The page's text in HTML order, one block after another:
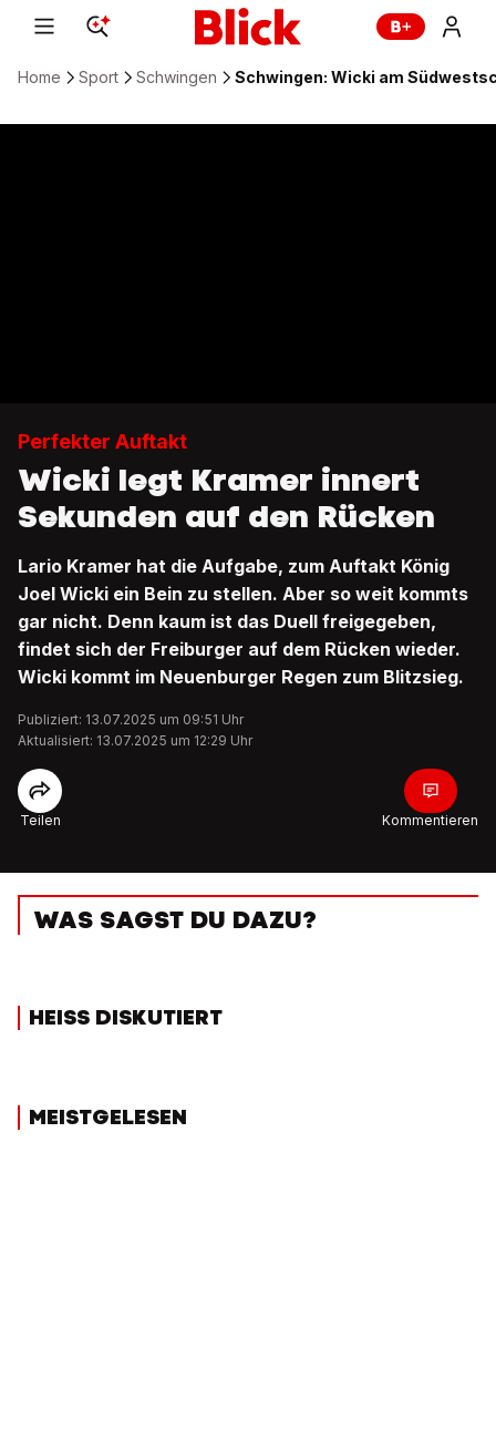
Home Sport Schwingen Schwingen: Wicki am
Perfekter Auftakt
Wicki legt Kramer innert
Sekunden auf den Rücken
Lario Kramer hat die Aufgabe, zum Auftakt König
Joel Wicki ein Bein zu stellen. Aber so weit kommts
gar nicht. Denn kaum ist das Duell freigegeben,
findet sich der Freiburger auf dem Rücken wieder.
Wicki kommt im Neuenburger Regen zum Blitzsieg.
Publiziert: 13.07.2025 um 09:51 Uhr
Aktualisiert: 13.07.2025 um 12:29 Uhr
Teilen Kommentieren
WAS SAGST DU DAZU?
HEISS DISKUTIERT
MEISTGELESEN